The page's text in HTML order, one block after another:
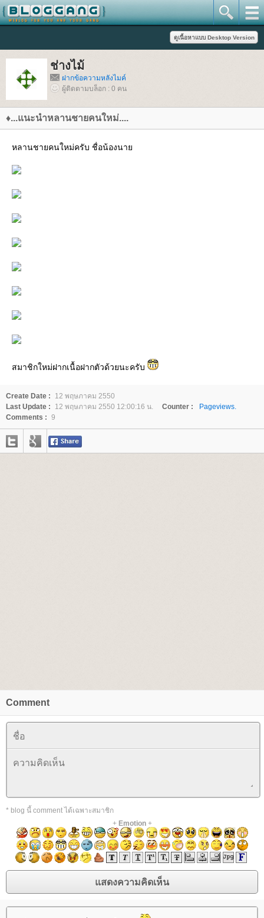
ช่างไม้
ฝากข้อความหลังไมค์
ผู้ติดตามบล็อก : 0 คน
♦...แนะนำหลานชายคนใหม่....
หลานชายคนใหม่ครับ ชื่อน้องนา
สมาชิกใหม่ฝากเนื้อฝากตัวด้วยนะครับ
Create Date :
12 พฤษภาคม 2550
Last Update :
12 พฤษภาคม 2550 12:00:16 น. Counter :
Pageviews.
Comments : 9
Comment
* blog นี้ comment ได้เฉพาะสมาชิก
+ Emotion+